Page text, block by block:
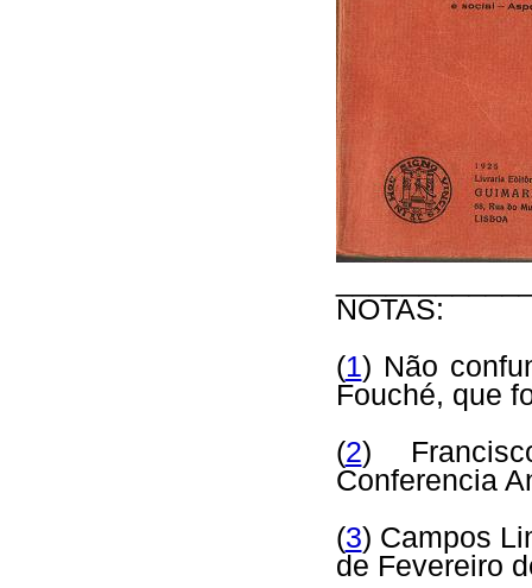
NOTAS:
(1) Não
Fouché, que
(2)
Conferencia
(3) Campos
de Fevereiro